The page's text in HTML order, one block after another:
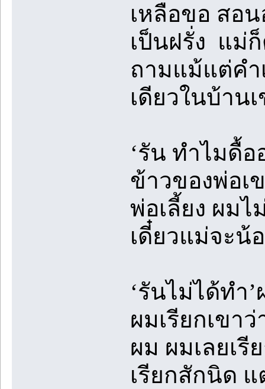
เหลือขอ สอ
เป็นฝรั่ง แม่
ถามแม้แต่คำ
เดียวในบ้าน
‘รัน ทำไมดื้
ข้าวของพ่อเ
พ่อเลี้ยง ผม
เดี๋ยวแม่จะน้
‘รันไม่ได้ทำ
ผมเรียกเขา
ผม ผมเลยเรี
เรียกสักนิด